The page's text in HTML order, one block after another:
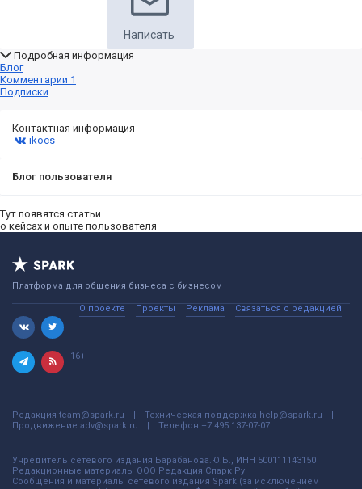
Написать
Подробная информация
Блог
Комментарии 1
Подписки
Контактная информация
ikocs
Блог пользователя
Тут появятся статьи
о кейсах и опыте пользователя
Платформа для общения бизнеса с бизнесом
О проекте Проекты Реклама Связаться с редакцией
16+
Редакция team@spark.ru Техническая поддержка help@spark.ru
Продвижение adv@spark.ru Телефон +7 495 137-07-07
Учредитель сетевого издания Барабанова.Ю.Б., ИНН 500111143150
Редакционные материалы ООО Редакция Спарк Ру
Сообщения и материалы сетевого издания Spark (за исключением